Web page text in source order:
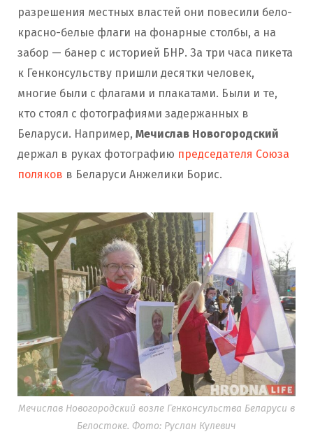
разрешения местных властей они повесили бело-
красно-белые флаги на фонарные столбы, а на
забор — банер с историей БНР. За три часа пикета
к Генконсульству пришли десятки человек,
многие были с флагами и плакатами. Были и те,
кто стоял с фотографиями задержанных в
Беларуси. Например, Мечислав Новогородский
держал в руках фотографию председателя Союза
поляков в Беларуси Анжелики Борис.
Мечислав Новогородский возле Генконсульства Беларуси в
Белостоке. Фото: Руслан Кулевич